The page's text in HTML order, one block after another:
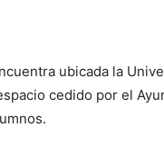
ubicada la
cedido por el